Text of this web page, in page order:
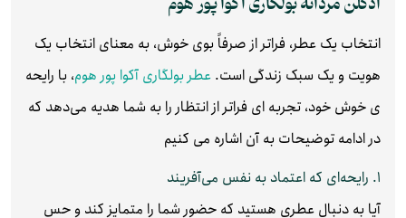
انتخاب یک عطر، فراتر از صرفاً بوی خوش، به معنای انتخاب یک
هویت و یک سبک زندگی است. عطر بولگاری آکوا پور هوم، با رایحه
ی خوش خود، تجربه‌ ای فراتر از انتظار را به شما هدیه می‌دهد که
در ادامه توضیحات به آن اشاره می کنیم
۱. رایحه‌ای که اعتماد به نفس می‌آفریند
آیا به دنبال عطری هستید که حضور شما را متمایز کند و حس